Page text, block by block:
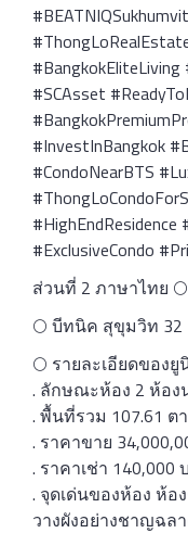
#BangkokEliteLiving
#SCAsset
#InvestInBangkok
#CondoNearBTS
#ExclusiveCondo
ส่วนที่ 2 ภาษาไทย 🌕
🌕 บีทนิค สุขุมวิท 32
🌕 รายละเอียดของยู
. ลักษณะห้อง 2 ห้อง
. พื้นที่รวม 107.61 ต
. ราคาขาย
. ราคาเช่า 140,000
. จุดเด่นของห้อง ห้อ
วางผังอย่างชาญฉล